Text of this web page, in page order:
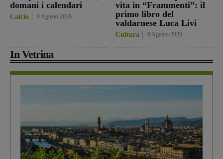
domani i calendari
Calcio 9 Agosto 2026
vita in “Frammenti”: il
primo libro del
valdarnese Luca Livi
Cultura 9 Agosto 2026
In Vetrina